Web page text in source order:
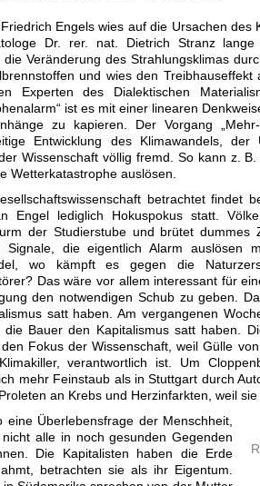
Engels wies auf die Ursachen
Dr. rer. nat. Dietrich Stranz
die Veränderung des Strahlungsklimas
und wies den
Experten des Dialektischen
ist es mit einer linearen
zu kapieren. Der Vorgang
Entwicklung des Klimawandels,
Wissenschaft völlig fremd. So kann z.
Wetterkatastrophe auslösen.
betrachtet findet
Engel lediglich Hokuspokus statt.
der Studierstube und brütet dummes
Signale, die eigentlich Alarm auslösen
wo kämpft es gegen die
Das wäre vor allem interessant für
den notwendigen Schub zu geben.
satt haben. Am vergangenen
die Bauer den Kapitalismus satt haben.
Fokus der Wissenschaft, weil Gülle
verantwortlich ist. Um
mehr Feinstaub als in Stuttgart durch
an Krebs und Herzinfarkten, weil
eine Überlebensfrage der Menschheit,
alle in noch gesunden Gegenden
Die Kapitalisten haben die Erde
betrachten sie als ihr Eigentum.